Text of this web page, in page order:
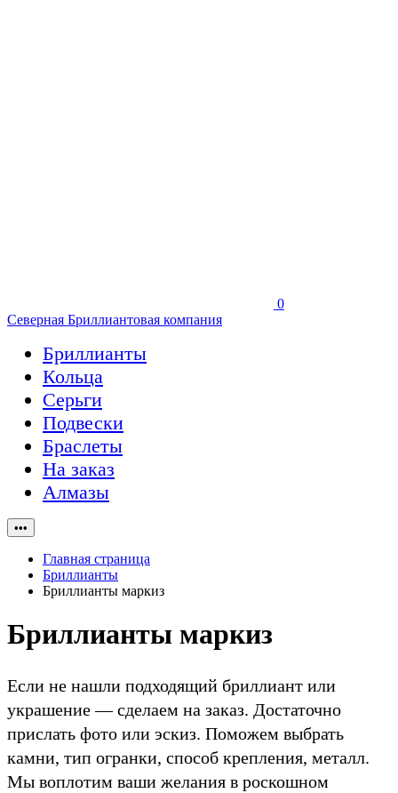
0
Северная Бриллиантовая компания
Бриллианты
Кольца
Серьги
Подвески
Браслеты
На заказ
Алмазы
•••
Главная страница
Бриллианты
Бриллианты маркиз
Бриллианты маркиз
Если не нашли подходящий бриллиант или
украшение — сделаем на заказ. Достаточно
прислать фото или эскиз. Поможем выбрать
камни, тип огранки, способ крепления, металл.
Мы воплотим ваши желания в роскошном